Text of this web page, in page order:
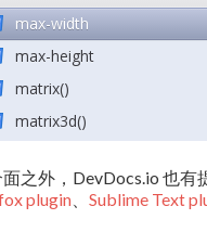
之外，DevDocs.io 也有
plugin Sublime Text